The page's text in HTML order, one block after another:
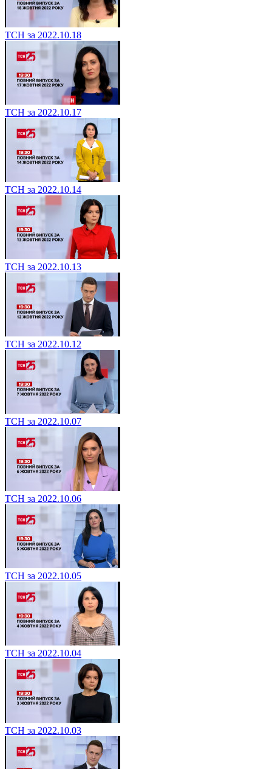
ТСН за 2022.10.18
ТСН за 2022.10.17
ТСН за 2022.10.14
ТСН за 2022.10.13
ТСН за 2022.10.12
ТСН за 2022.10.07
ТСН за 2022.10.06
ТСН за 2022.10.05
ТСН за 2022.10.04
ТСН за 2022.10.03